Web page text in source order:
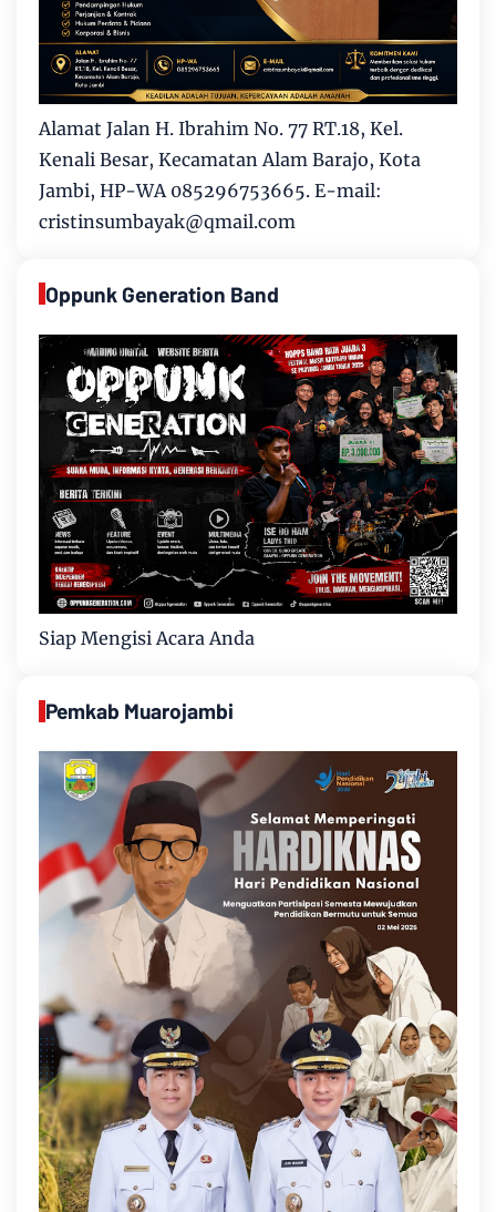
Alamat Jalan H. Ibrahim No. 77 RT.18, Kel.
Kenali Besar, Kecamatan Alam Barajo, Kota
Jambi, HP-WA 085296753665. E-mail:
cristinsumbayak@qmail.com
Oppunk Generation Band
Siap Mengisi Acara Anda
Pemkab Muarojambi